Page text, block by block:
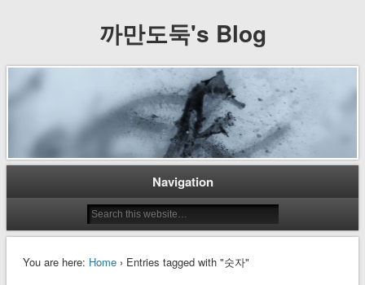
까만도둑's Blog
Navigation
You are here: Home› Entries tagged with "숫자"